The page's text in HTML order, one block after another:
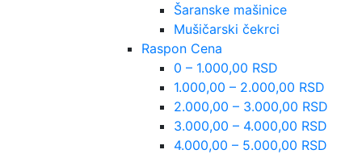
Šaranske mašinice
Mušičarski čekrci
Raspon Cena
0 – 1.000,00 RSD
1.000,00 – 2.000,00 RSD
2.000,00 – 3.000,00 RSD
3.000,00 – 4.000,00 RSD
4.000,00 – 5.000,00 RSD